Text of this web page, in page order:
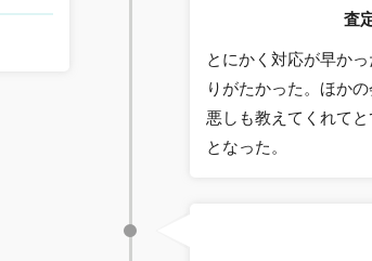
査
とにかく対応が早か
りがたかった。ほか
悪しも教えてくれて
となった。